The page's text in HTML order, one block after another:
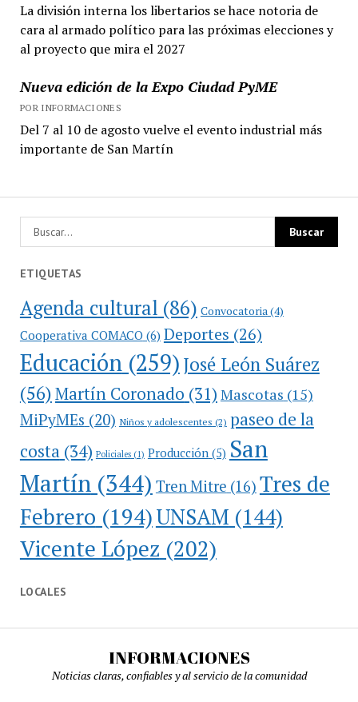
La división interna los libertarios se hace notoria de
cara al armado político para las próximas elecciones y
al proyecto que mira el 2027
Nueva edición de la Expo Ciudad PyME
POR INFORMACIONES
Del 7 al 10 de agosto vuelve el evento industrial más
importante de San Martín
ETIQUETAS
Agenda cultural (86) Convocatoria (4)
Cooperativa COMACO(6) Deportes (26)
Educación(259)José León Suárez
(56)Martín Coronado (31) Mascotas (15)
MiPyMEs (20) Niños y adolescentes (2) paseo de la
costa(34) Policiales(1) Producción(5) San
Martín(344) Tren Mitre (16) Tres de
Febrero (194)UNSAM (144)
Vicente López (202)
LOCALES
INFORMACIONES
Noticias claras, confiables y al servicio de la comunidad